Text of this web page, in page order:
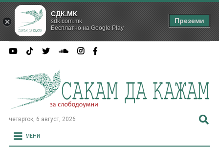
четврток, 6 август, 2026
МЕНИ
СДК.МК
sdk.com.mk
Бесплатно на Google Play
Преземи